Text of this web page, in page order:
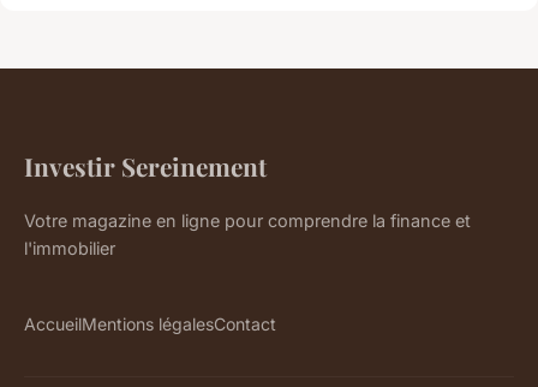
Investir Sereinement
Votre magazine en ligne pour comprendre la finance et
l'immobilier
AccueilMentions légalesContact